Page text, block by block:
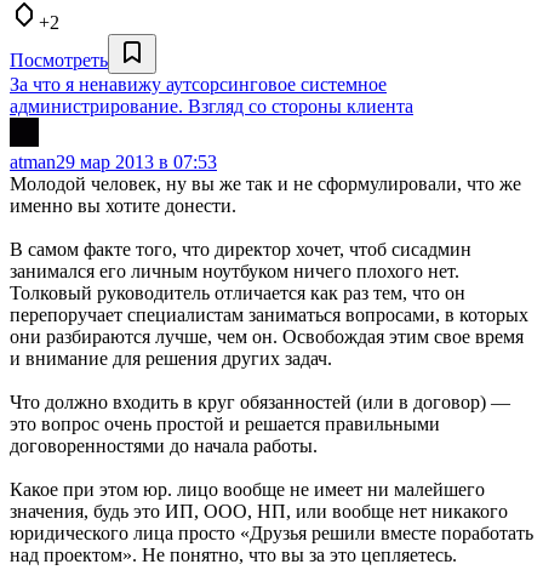
+2
Посмотреть
За что я ненавижу аутсорсинговое системное
администрирование. Взгляд со стороны клиента
atman29 мар 2013 в 07:53
Молодой человек, ну вы же так и не сформулировали, что же
именно вы хотите донести.
В самом факте того, что директор хочет, чтоб сисадмин
занимался его личным ноутбуком ничего плохого нет.
Толковый руководитель отличается как раз тем, что он
перепоручает специалистам заниматься вопросами, в которых
они разбираются лучше, чем он. Освобождая этим свое время
и внимание для решения других задач.
Что должно входить в круг обязанностей (или в договор) —
это вопрос очень простой и решается правильными
договоренностями до начала работы.
Какое при этом юр. лицо вообще не имеет ни малейшего
значения, будь это ИП, ООО, НП, или вообще нет никакого
юридического лица просто «Друзья решили вместе поработать
над проектом». Не понятно, что вы за это цепляетесь.